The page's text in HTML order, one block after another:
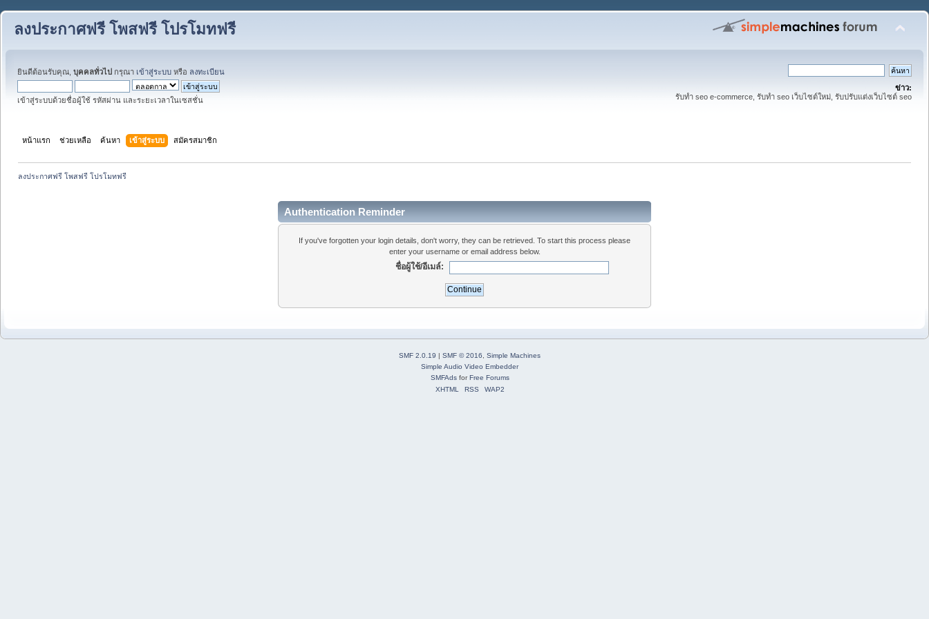
ลงประกาศฟรี โพสฟรี โปรโมทฟรี
ยินดีต้อนรับคุณ, บุคคลทั่วไป กรุณา เข้าสู่ระบบ หรือ ลงทะเบียน
เข้าสู่ระบบด้วยชื่อผู้ใช้ รหัสผ่าน และระยะเวลาในเซสชั่น
ข่าว:
รับทำ seo e-commerce, รับทำ seo เว็บไซต์ใหม่, รับปรับแต่งเว็บไซต์ seo
หน้าแรก ช่วยเหลือ ค้นหา เข้าสู่ระบบ สมัครสมาชิก
ลงประกาศฟรี โพสฟรี โปรโมทฟรี
Authentication Reminder
If you've forgotten your login details, don't worry, they can be retrieved. To start this process please
enter your username or email address below.
ชื่อผู้ใช้/อีเมล์:
SMF 2.0.19 | SMF © 2016
Simple Machines
Simple Audio Video Embedder
SMFAdsforFree Forums
XHTML
RSS WAP2